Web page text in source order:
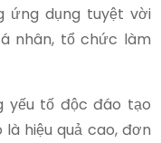
ứng dụng tuyệt vời
nhân, tổ chức làm
yếu tố độc đáo tạo
hiệu quả cao, đơn